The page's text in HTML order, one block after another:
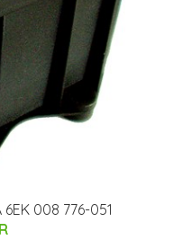
008 776-051